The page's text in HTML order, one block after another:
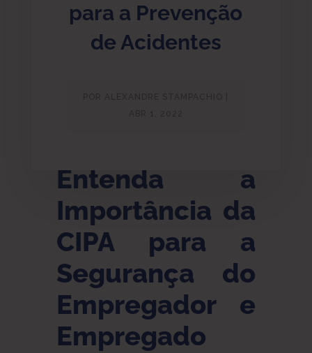
para a Prevenção
de Acidentes
Entenda a
Importância da
CIPA para a
Segurança do
Empregador e
Empregado